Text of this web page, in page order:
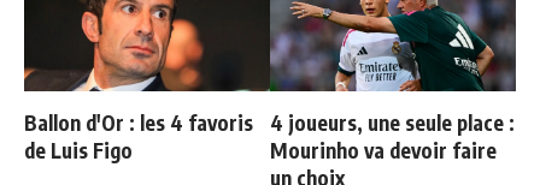
Ballon d'Or : les 4 favoris
de Luis Figo
4 joueurs, une seule place :
Mourinho va devoir faire
un choix